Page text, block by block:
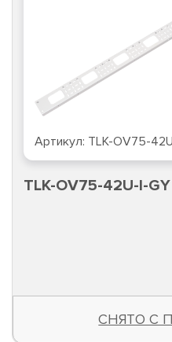
Артикул:184600
TLK-SHFS-300-BK